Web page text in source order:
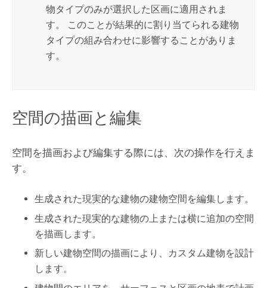
物タイプのみが選択した区画に適用されま
す。 このことが結果的に割り当てられる建物
タイプの組み合わせに影響することがありま
す。
空間の描画と編集
空間を描画および編集する際には、次の操作を行えま
す。
生成された現実的な建物の建物空間を編集します。
生成された現実的な建物の上または横に追加の空間
を描画します。
新しい建物空間の描画により、カスタム建物を設計
します。